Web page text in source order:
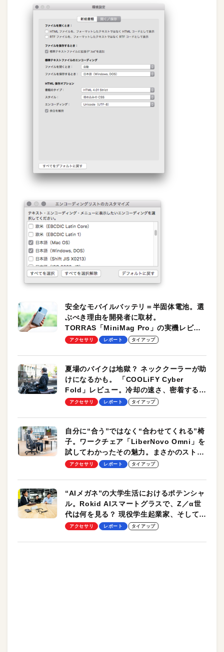
安全なモバイルバッテリ＝半固体電池。選
ぶべき理由を開発者に取材。
TORRAS「MiniMag Pro」の実機レビュ
ーも
アクセサリ レポート タイアップ
夏場のバイクは地獄？ ネッククーラーが助
けになるかも。 「COOLiFY Cyber
Fold」レビュー。冷却の速さ、密着する冷
却プレート、シンプルな操作性がグッド！
アクセサリ レポート タイアップ
自分に“合う”ではなく“合わせてくれる”椅
子。ワークチェア「LiberNovo Omni」を
試してわかったその魅力。まさかのストレ
ッチ機能も搭載
アクセサリ レポート タイアップ
“AIメガネ”の大学生活におけるポテンシャ
ル。Rokid AIスマートグラスで、Z／α世
代は何を見る？ 現役学生起業家、そして教
授による体験会レポート【PR】
アクセサリ レポート タイアップ